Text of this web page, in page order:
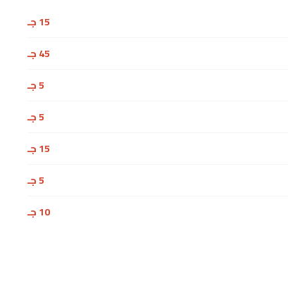
15 جـ
45 جـ
5 جـ
5 جـ
15 جـ
5 جـ
10 جـ